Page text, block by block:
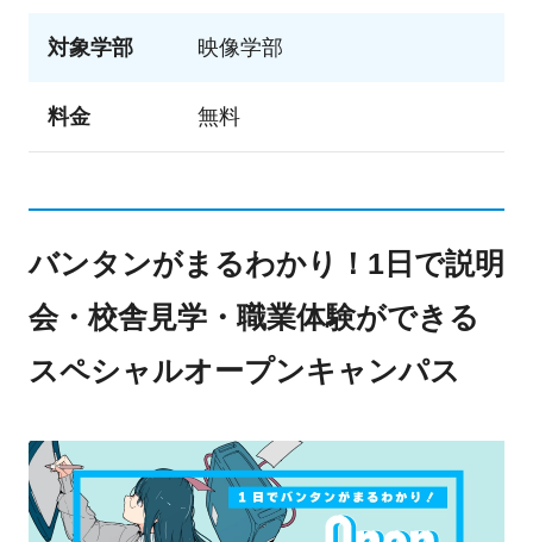
対象学部 映像学部
料金 無料
バンタンがまるわかり！1日で説明
会・校舎見学・職業体験ができる
スペシャルオープンキャンパス